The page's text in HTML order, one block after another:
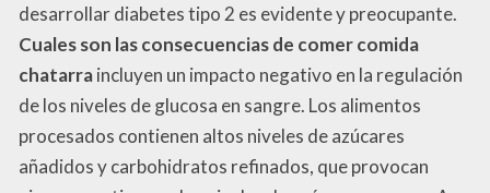
desarrollar diabetes tipo 2 es evidente y preocupante.
Cuales son las consecuencias de comer comida
chatarraincluyen un impacto negativo en la regulación
de los niveles de glucosa en sangre. Los alimentos
procesados contienen altos niveles de azúcares
añadidos y carbohidratos refinados, que provocan